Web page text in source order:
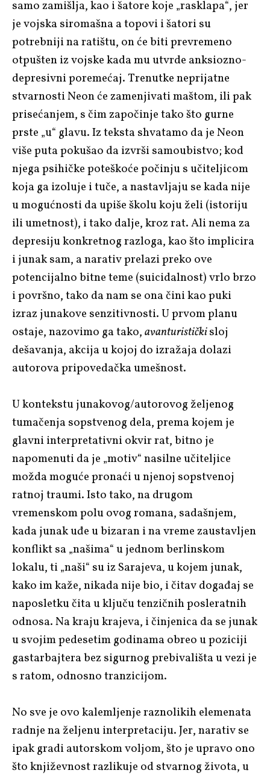
samo zamišlja, kao i šatore koje „rasklapa“, jer
je vojska siromašna a topovi i šatori su
potrebniji na ratištu, on će biti prevremeno
otpušten iz vojske kada mu utvrde anksiozno-
depresivni poremećaj. Trenutke neprijatne
stvarnosti Neon će zamenjivati maštom, ili pak
prisećanjem, s čim započinje tako što gurne
prste „u“ glavu. Iz teksta shvatamo da je Neon
više puta pokušao da izvrši samoubistvo; kod
njega psihičke poteškoće počinju s učiteljicom
koja ga izoluje i tuče, a nastavljaju se kada nije
u mogućnosti da upiše školu koju želi (istoriju
ili umetnost), i tako dalje, kroz rat. Ali nema za
depresiju konkretnog razloga, kao što implicira
i junak sam, a narativ prelazi preko ove
potencijalno bitne teme (suicidalnost) vrlo brzo
i površno, tako da nam se ona čini kao puki
izraz junakove senzitivnosti. U prvom planu
ostaje, nazovimo ga tako,avanturističkisloj
dešavanja, akcija u kojoj do izražaja dolazi
autorova pripovedačka umešnost.
U kontekstu junakovog/autorovog željenog
tumačenja sopstvenog dela, prema kojem je
glavni interpretativni okvir rat, bitno je
napomenuti da je „motiv“ nasilne učiteljice
možda moguće pronaći u njenoj sopstvenoj
ratnoj traumi. Isto tako, na drugom
vremenskom polu ovog romana, sadašnjem,
kada junak uđe u bizaran i na vreme zaustavljen
konflikt sa „našima“ u jednom berlinskom
lokalu, ti „naši“ su iz Sarajeva, u kojem junak,
kako im kaže, nikada nije bio, i čitav događaj se
naposletku čita u ključu tenzičnih posleratnih
odnosa. Na kraju krajeva, i činjenica da se junak
u svojim pedesetim godinama obreo u poziciji
gastarbajtera bez sigurnog prebivališta u vezi je
s ratom, odnosno tranzicijom.
No sve je ovo kalemljenje raznolikih elemenata
radnje na željenu interpretaciju. Jer, narativ se
ipak gradi autorskom voljom, što je upravo ono
što književnost razlikuje od stvarnog života, u